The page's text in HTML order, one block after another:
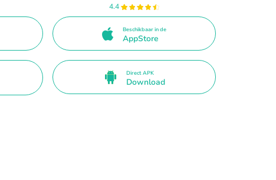
4.4
Beschikbaar in de
AppStore
Direct APK
Download